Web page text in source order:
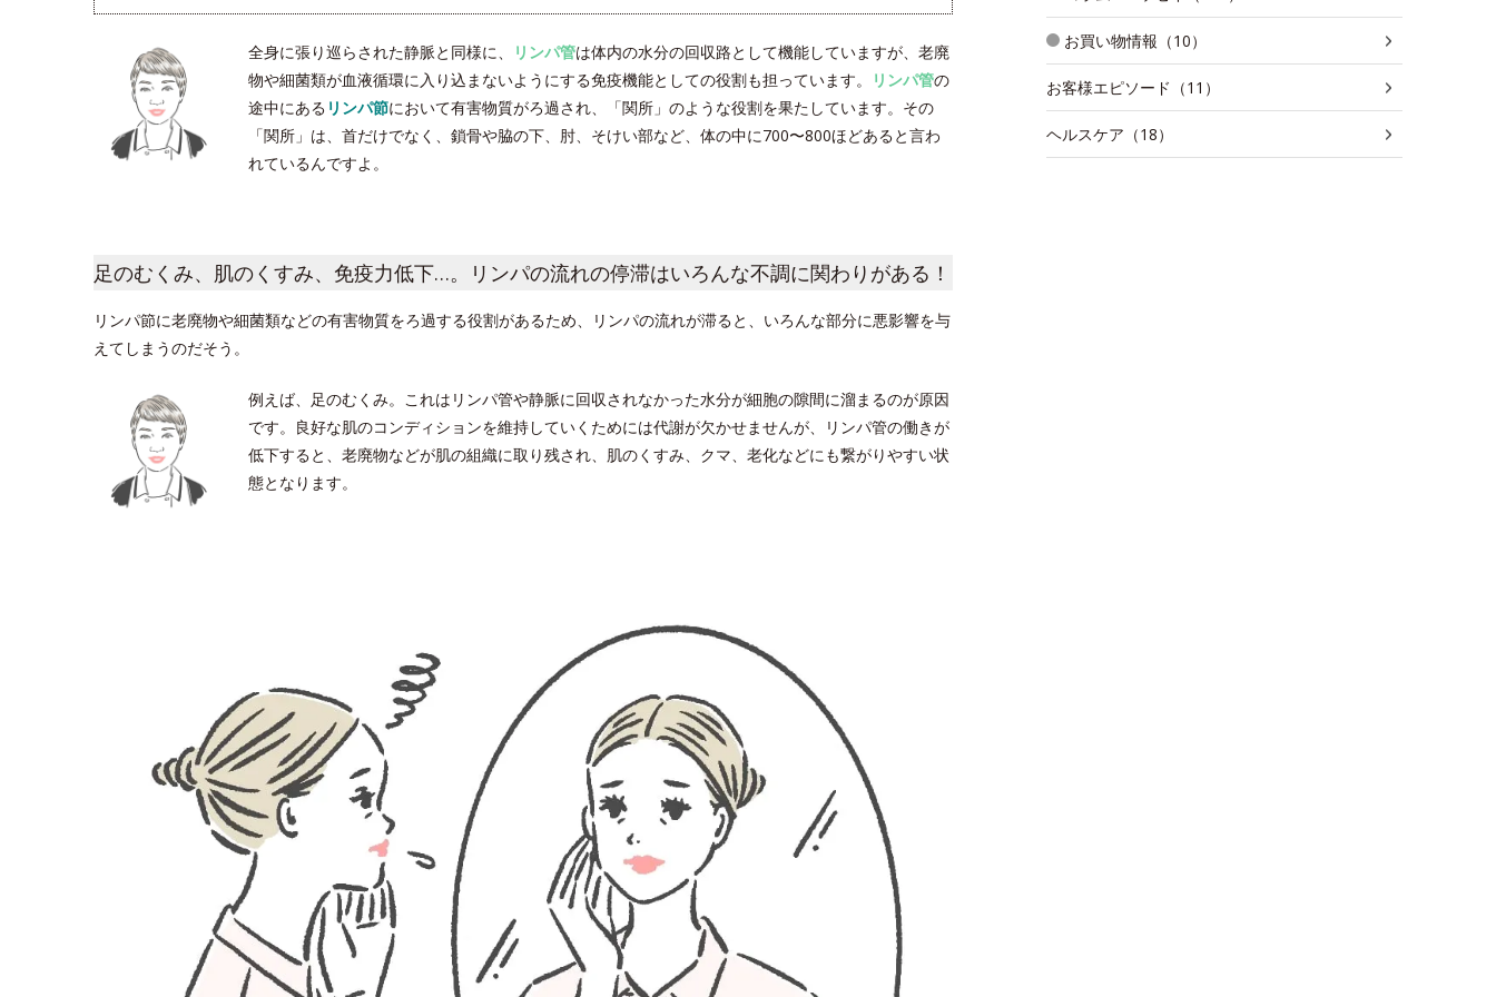
全身に張り巡らされた静脈と同様に、 リンパ管は体内の水分の回収路として機能していますが、老廃
物や細菌類が血液循環に入り込まないようにする免疫機能としての役割も担っています。
リンパ管の
途中にある リンパ節において有害物質がろ過され、「関所」のような役割を果たしています。その
「関所」は、首だけでなく、鎖骨や脇の下、肘、そけい部など、体の中に700〜800ほどあると言わ
れているんですよ。
足のむくみ、肌のくすみ、免疫力低下…。リンパの流れの停滞はいろんな不調に関わりがある！
リンパ節に老廃物や細菌類などの有害物質をろ過する役割があるため、リンパの流れが滞ると、いろんな部分に悪影響を与
えてしまうのだそう。
例えば、足のむくみ。これはリンパ管や静脈に回収されなかった水分が細胞の隙間に溜まるのが原因
です。良好な肌のコンディションを維持していくためには代謝が欠かせませんが、リンパ管の働きが
低下すると、老廃物などが肌の組織に取り残され、肌のくすみ、クマ、老化などにも繋がりやすい状
態となります。
お買い物情報（10）
お客様エピソード（11）
ヘルスケア（18）